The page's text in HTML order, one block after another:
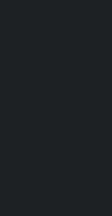
नेपाल
एवम् ग्रामीण
उद्घाटन
एमडी हाई
बारेमा
लागि राष्ट्र
आगामी योजना
प्रो।युनुस एक
अवधारणालाई